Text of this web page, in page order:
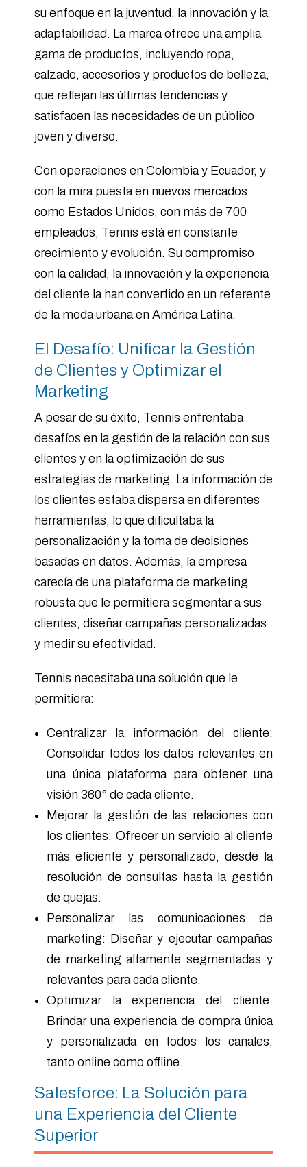
su enfoque en la juventud, la innovación y la
adaptabilidad. La marca ofrece una amplia
gama de productos, incluyendo ropa,
calzado, accesorios y productos de belleza,
que reflejan las últimas tendencias y
satisfacen las necesidades de un público
joven y diverso.
Con operaciones en Colombia y Ecuador, y
con la mira puesta en nuevos mercados
como Estados Unidos, con más de 700
empleados, Tennis está en constante
crecimiento y evolución. Su compromiso
con la calidad, la innovación y la experiencia
del cliente la han convertido en un referente
de la moda urbana en América Latina.
El Desafío: Unificar la Gestión
de Clientes y Optimizar el
Marketing
A pesar de su éxito, Tennis enfrentaba
desafíos en la gestión de la relación con sus
clientes y en la optimización de sus
estrategias de marketing. La información de
los clientes estaba dispersa en diferentes
herramientas, lo que dificultaba la
personalización y la toma de decisiones
basadas en datos. Además, la empresa
carecía de una plataforma de marketing
robusta que le permitiera segmentar a sus
clientes, diseñar campañas personalizadas
y medir su efectividad.
Tennis necesitaba una solución que le
permitiera:
Centralizar la información del cliente:
Consolidar todos los datos relevantes en
una única plataforma para obtener una
visión 360° de cada cliente.
Mejorar la gestión de las relaciones con
los clientes: Ofrecer un servicio al cliente
más eficiente y personalizado, desde la
resolución de consultas hasta la gestión
de quejas.
Personalizar las comunicaciones de
marketing: Diseñar y ejecutar campañas
de marketing altamente segmentadas y
relevantes para cada cliente.
Optimizar la experiencia del cliente:
Brindar una experiencia de compra única
y personalizada en todos los canales,
tanto online como offline.
Salesforce: La Solución para
una Experiencia del Cliente
Superior